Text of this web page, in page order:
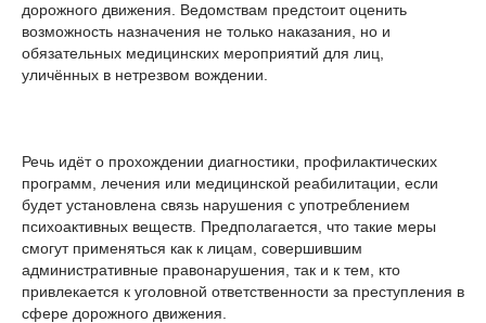
дорожного движения. Ведомствам предстоит оценить
возможность назначения не только наказания, но и
обязательных медицинских мероприятий для лиц,
уличённых в нетрезвом вождении.
Речь идёт о прохождении диагностики, профилактических
программ, лечения или медицинской реабилитации, если
будет установлена связь нарушения с употреблением
психоактивных веществ. Предполагается, что такие меры
смогут применяться как к лицам, совершившим
административные правонарушения, так и к тем, кто
привлекается к уголовной ответственности за преступления в
сфере дорожного движения.